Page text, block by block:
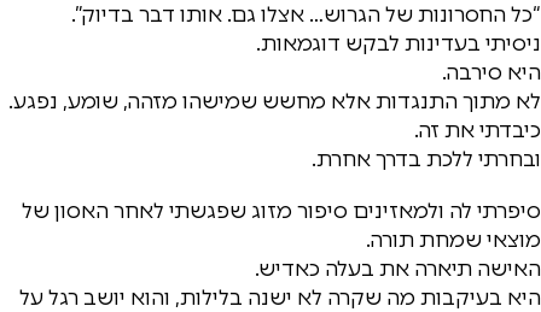
“כל החסרונות של הגרוש… אצלו גם. אותו דבר בדיוק”.
ניסיתי בעדינות לבקש דוגמאות.
היא סירבה.
לא מתוך התנגדות אלא מחשש שמישהו מזהה, שומע, נפגע.
כיבדתי את זה.
ובחרתי ללכת בדרך אחרת.
סיפרתי לה ולמאזינים סיפור מזוג שפגשתי לאחר האסון של
מוצאי שמחת תורה.
האישה תיארה את בעלה כאדיש.
היא בעיקבות מה שקרה לא ישנה בלילות, והוא יושב רגל על